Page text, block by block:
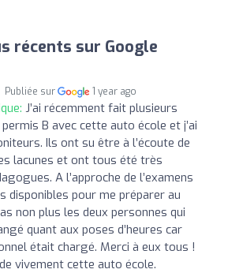
récents sur Google
Publiée sur 1 year ago
J’ai récemment fait plusieurs
B avec cette auto école et j’ai
Ils ont su être à l’écoute de
lacunes et ont tous été très
A l’approche de l’examens
disponibles pour me préparer au
non plus les deux personnes qui
quant aux poses d’heures car
était chargé. Merci à eux tous !
vivement cette auto école.